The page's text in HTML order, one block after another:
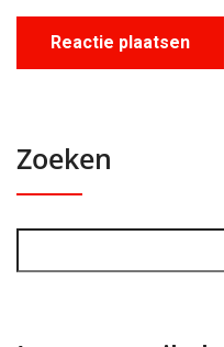
Zoeken